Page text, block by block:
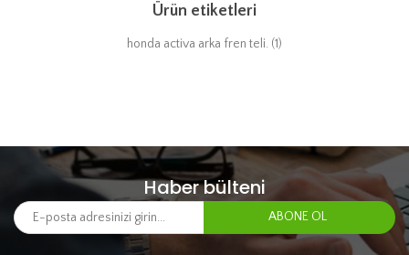
Ürün etiketleri
honda activa arka fren teli. (1)
Haber bülteni